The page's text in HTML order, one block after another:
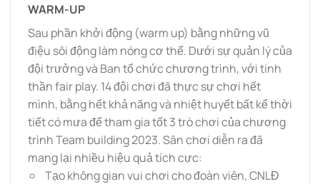
WARM-UP
Sau phần khởi động (warm up) bằng những vũ
điệu sôi động làm nóng cơ thể. Dưới sự quản lý của
đội trưởng và Ban tổ chức chương trình, với tinh
thần fair play. 14 đội chơi đã thực sự chơi hết
mình, bằng hết khả năng và nhiệt huyết bất kể thời
tiết có mưa để tham gia tốt 3 trò chơi của chương
trình Team building 2023. Sân chơi diễn ra đã
mang lại nhiều hiệu quả tích cực:
Tạo không gian vui chơi cho đoàn viên, CNLĐ